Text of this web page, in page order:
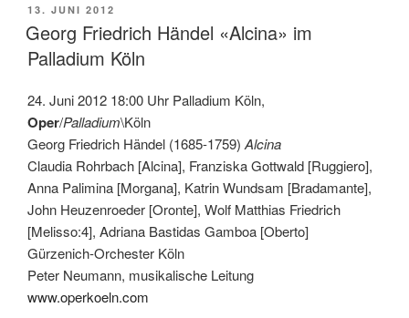
VERÖFFENTLICHT
AM
13. JUNI 2012
Georg Friedrich Händel «Alcina» im
Palladium Köln
24. Juni 2012 18:00 Uhr Palladium Köln,
Oper/Palladium\Köln
Georg Friedrich Händel (1685-1759)Alcina
Claudia Rohrbach [Alcina], Franziska Gottwald [Ruggiero],
Anna Palimina [Morgana], Katrin Wundsam [Bradamante],
John Heuzenroeder [Oronte], Wolf Matthias Friedrich
[Melisso:4], Adriana Bastidas Gamboa [Oberto]
Gürzenich-Orchester Köln
Peter Neumann, musikalische Leitung
www.operkoeln.com